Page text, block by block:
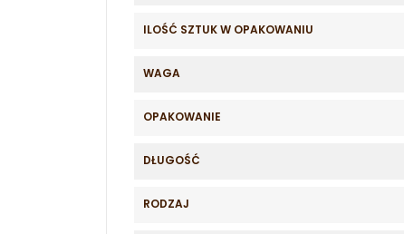
ILOŚĆ SZTUK W OPAKOWANIU
WAGA
OPAKOWANIE
DŁUGOŚĆ
RODZAJ